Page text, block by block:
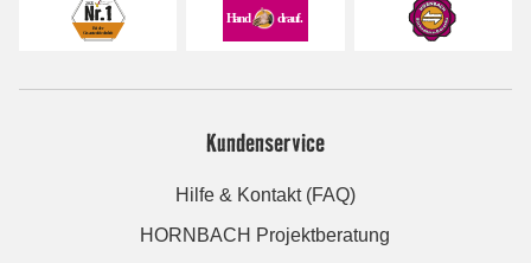
Kundenservice
Hilfe & Kontakt (FAQ)
HORNBACH Projektberatung